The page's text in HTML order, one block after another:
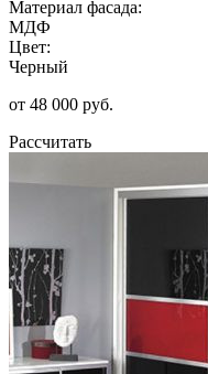
Материал фасада:
МДФ
Цвет:
Черный
от 48 000 руб.
Рассчитать